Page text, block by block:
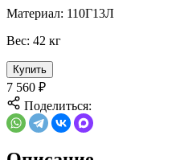
Материал: 110Г13Л
Вес: 42 кг
Купить
7 560 ₽
Поделиться: